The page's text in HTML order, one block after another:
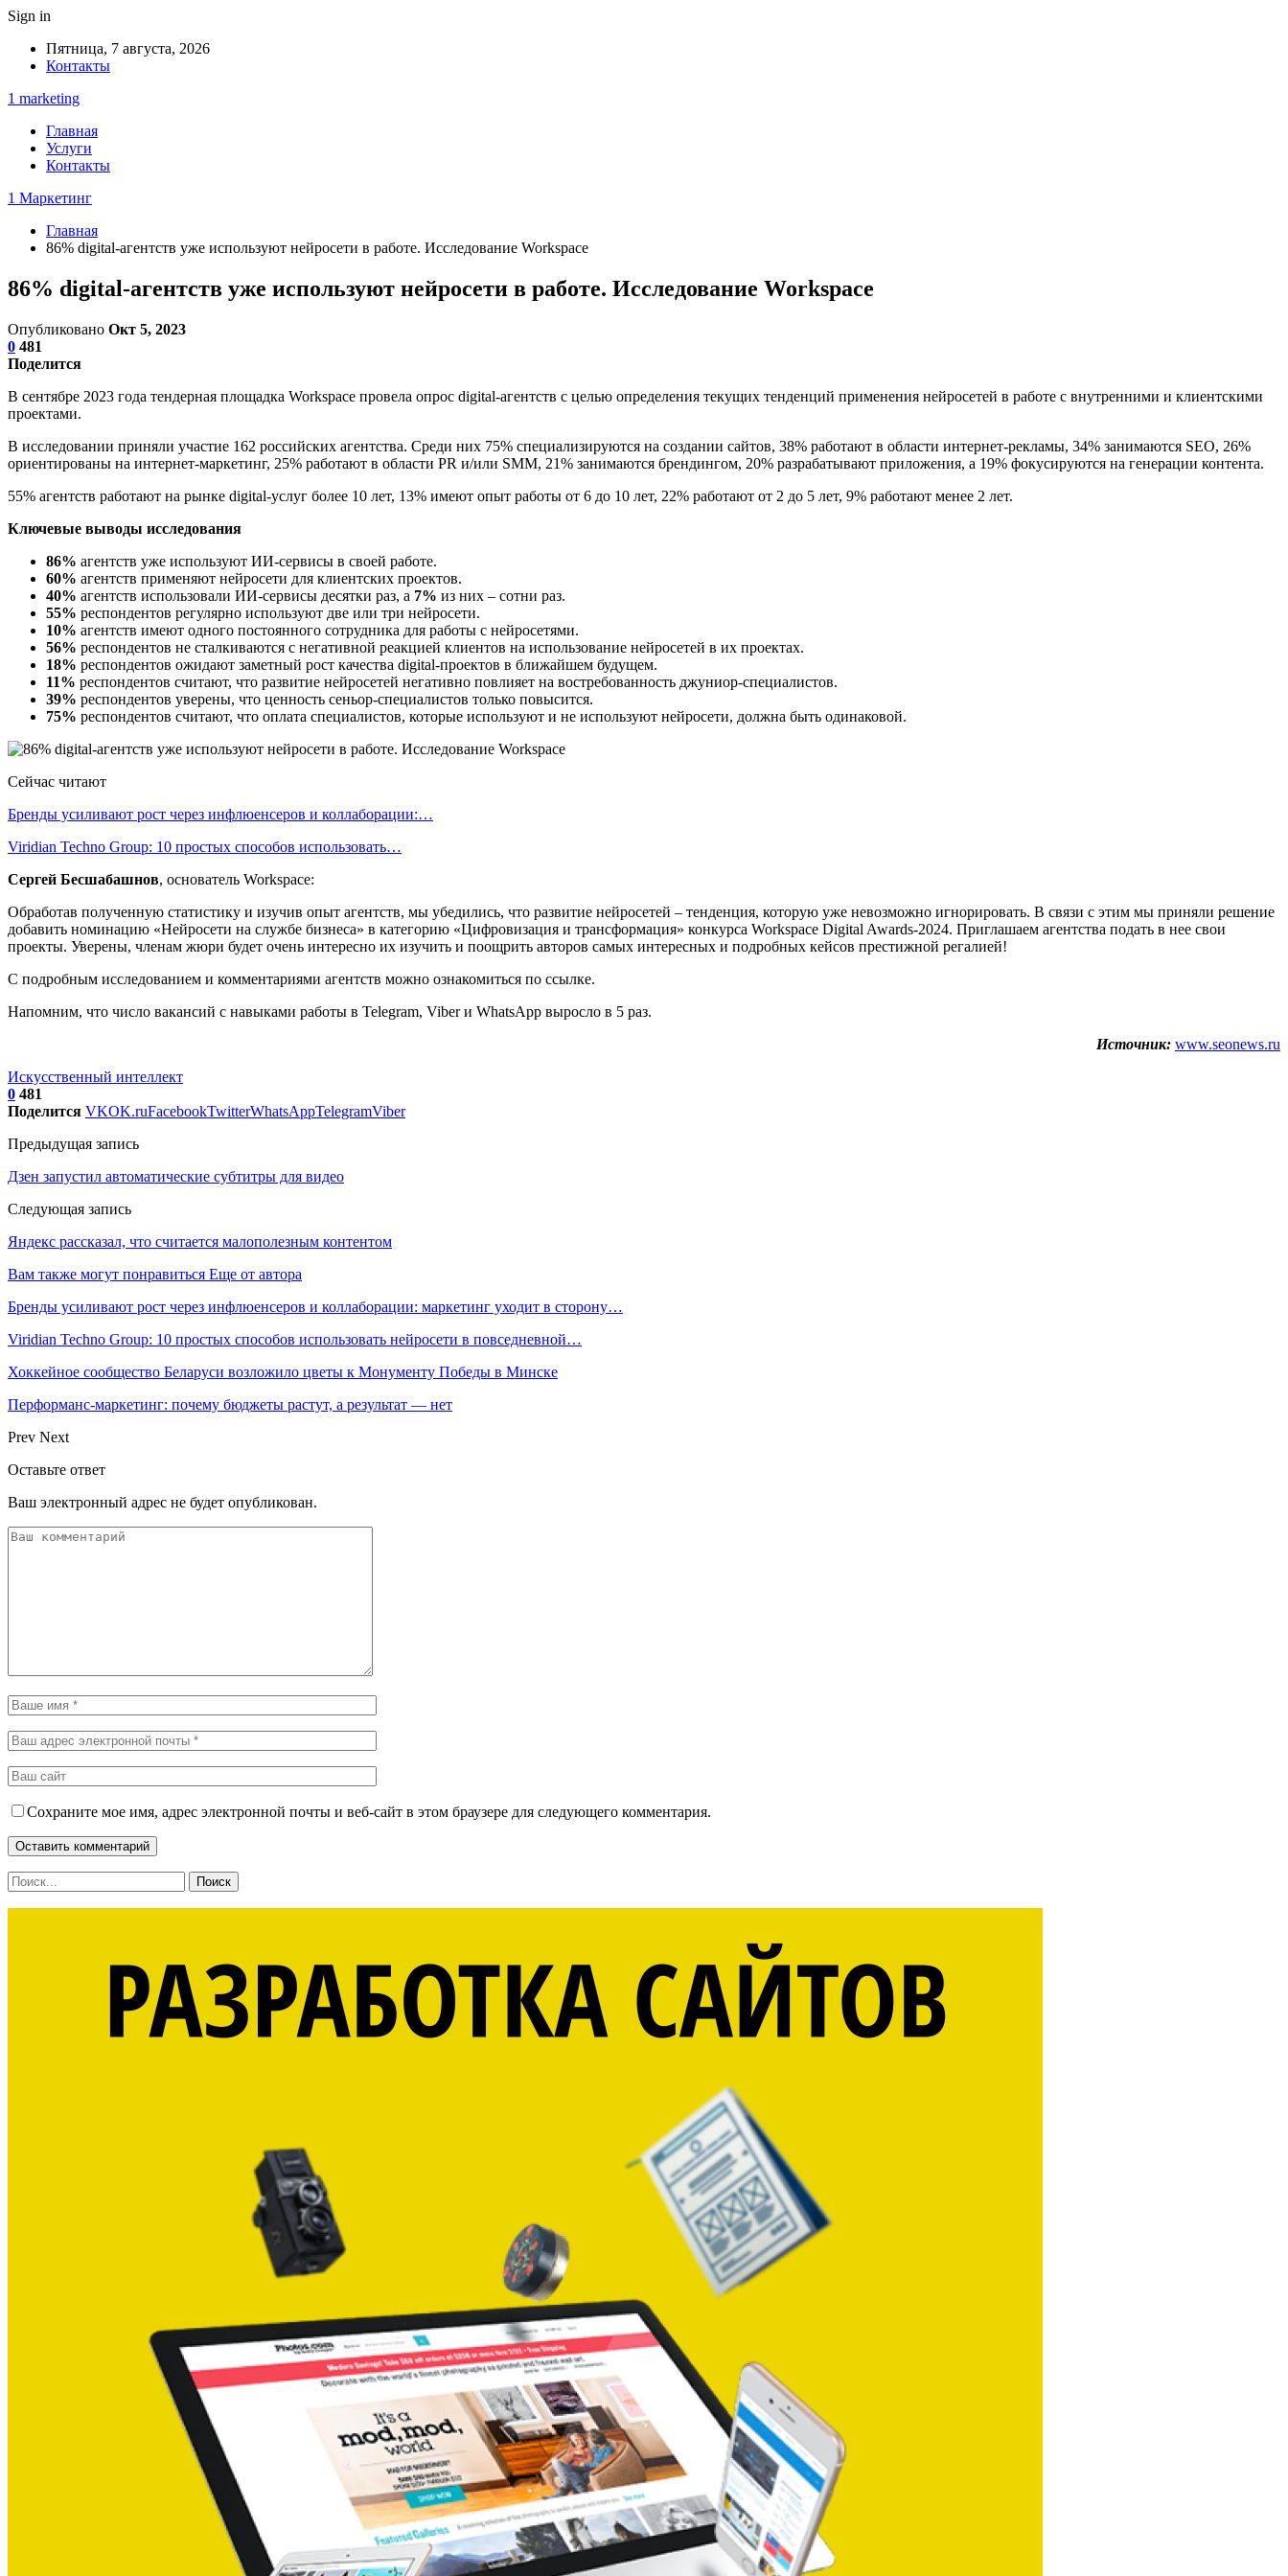
Sign in
Пятница, 7 августа, 2026
Контакты
1 marketing
Главная
Услуги
Контакты
1 Маркетинг
Главная
86% digital-агентств уже используют нейросети в работе. Исследование Workspace
86% digital-агентств уже используют нейросети в работе. Исследование Workspace
Опубликовано Окт 5, 2023
0 481
Поделится
В сентябре 2023 года тендерная площадка Workspace провела опрос digital-агентств с целью определения текущих тенденций применения нейросетей в работе с внутренними и клиентскими
проектами.
В исследовании приняли участие 162 российских агентства. Среди них 75% специализируются на создании сайтов, 38% работают в области интернет-рекламы, 34% занимаются SEO, 26%
ориентированы на интернет-маркетинг, 25% работают в области PR и/или SMM, 21% занимаются брендингом, 20% разрабатывают приложения, а 19% фокусируются на генерации контента.
55% агентств работают на рынке digital-услуг более 10 лет, 13% имеют опыт работы от 6 до 10 лет, 22% работают от 2 до 5 лет, 9% работают менее 2 лет.
Ключевые выводы исследования
86% агентств уже используют ИИ-сервисы в своей работе.
60% агентств применяют нейросети для клиентских проектов.
40% агентств использовали ИИ-сервисы десятки раз, а 7% из них – сотни раз.
55% респондентов регулярно используют две или три нейросети.
10% агентств имеют одного постоянного сотрудника для работы с нейросетями.
56% респондентов не сталкиваются с негативной реакцией клиентов на использование нейросетей в их проектах.
18% респондентов ожидают заметный рост качества digital-проектов в ближайшем будущем.
11% респондентов считают, что развитие нейросетей негативно повлияет на востребованность джуниор-специалистов.
39% респондентов уверены, что ценность сеньор-специалистов только повысится.
75% респондентов считают, что оплата специалистов, которые используют и не используют нейросети, должна быть одинаковой.
Сейчас читают
Бренды усиливают рост через инфлюенсеров и коллаборации:…
Viridian Techno Group: 10 простых способов использовать…
Сергей Бесшабашнов, основатель Workspace:
Обработав полученную статистику и изучив опыт агентств, мы убедились, что развитие нейросетей – тенденция, которую уже невозможно игнорировать. В связи с этим мы приняли решение
добавить номинацию «Нейросети на службе бизнеса» в категорию «Цифровизация и трансформация» конкурса Workspace Digital Awards-2024. Приглашаем агентства подать в нее свои
проекты. Уверены, членам жюри будет очень интересно их изучить и поощрить авторов самых интересных и подробных кейсов престижной регалией!
С подробным исследованием и комментариями агентств можно ознакомиться по ссылке.
Напомним, что число вакансий с навыками работы в Telegram, Viber и WhatsApp выросло в 5 раз.
Источник: www.seonews.ru
Искусственный интеллект
0 481
Поделится VKOK.ruFacebookTwitterWhatsAppTelegramViber
Предыдущая запись
Дзен запустил автоматические субтитры для видео
Следующая запись
Яндекс рассказал, что считается малополезным контентом
Вам также могут понравиться Еще от автора
Бренды усиливают рост через инфлюенсеров и коллаборации: маркетинг уходит в сторону…
Viridian Techno Group: 10 простых способов использовать нейросети в повседневной…
Хоккейное сообщество Беларуси возложило цветы к Монументу Победы в Минске
Перформанс-маркетинг: почему бюджеты растут, а результат — нет
Prev Next
Оставьте ответ
Ваш электронный адрес не будет опубликован.
Сохраните мое имя, адрес электронной почты и веб-сайт в этом браузере для следующего комментария.